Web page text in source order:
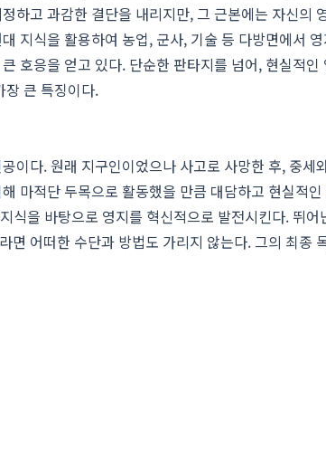
하고 과감한 결단을 내리지만, 그 근본에는 자신의
지식을 활용하여 농업, 군사, 기술 등 다방면에서
호응을 얻고 있다. 단순한 판타지를 넘어, 현실적
장 큰 특징이다.
이다. 원래 지구인이었으나 사고로 사망한 후, 중
마적단 두목으로 활동했을 만큼 대담하고 현실적
식을 바탕으로 영지를 혁신적으로 발전시킨다. 뛰
면 어떠한 수단과 방법도 가리지 않는다. 그의 최종